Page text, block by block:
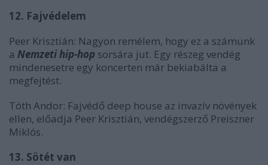
12. Fajvédelem
Peer Krisztián: Nagyon remélem, hogy ez a számunk
a Nemzeti hip-hop sorsára jut. Egy részeg vendég
mindenesetre egy koncerten már bekiabálta a
megfejtést.
Tóth Andor: Fajvédő deep house az invazív növények
ellen, előadja Peer Krisztián, vendégszerző Preiszner
Miklós.
13. Sötét van